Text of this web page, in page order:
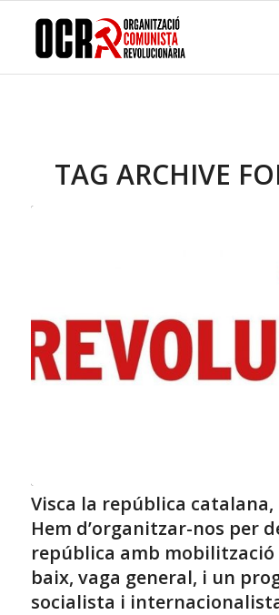
TAG ARCHIVE
Visca la república catalana,
Hem d’organitzar-nos per
república amb mobilització
baix, vaga general, i un
socialista i